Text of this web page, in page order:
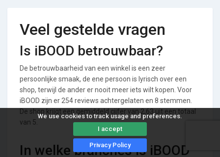
We use cookies to track usage and preferences.
I accept
Privacy Policy
Veel gestelde vragen
Is iBOOD betrouwbaar?
De betrouwbaarheid van een winkel is een zeer
persoonlijke smaak, de ene persoon is lyrisch over een
shop, terwijl de ander er nooit meer iets wilt kopen. Voor
iBOOD zijn er 254 reviews achtergelaten en 8 stemmen.
De shop krijgt een gemiddeld cijfer van 2,63 uit een totaal
van 5.
In welke branches is iBOOD